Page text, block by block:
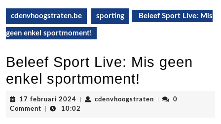
cdenvhoogstraten.be sporting Beleef Sport Live: Mis
geen enkel sportmoment!
Beleef Sport Live: Mis geen
enkel sportmoment!
17 februari 2024 17
februari
cdenvhoogstraten cdenvhoogstraten
0
Comment
10:02